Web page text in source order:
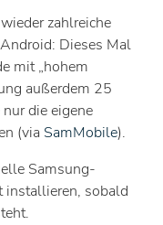
zahlreiche
Dieses Mal
mit „hohem
außerdem 25
die eigene
(via SamMobile).
Samsung-
installieren, sobald